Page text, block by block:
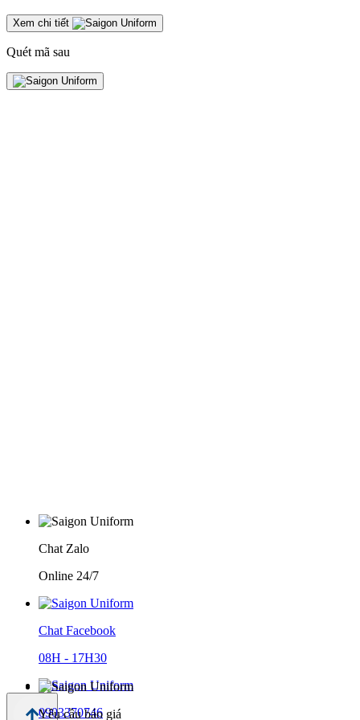
Xem chi tiết
Quét mã sau
Chat Zalo
Online 24/7
Chat Facebook
08H - 17H30
0903370746
Yêu cầu báo giá